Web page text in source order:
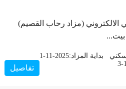
الالكتروني (مزاد رحاب القصيم)
بيت...
بداية المزاد:1-11-2025
3- تفاصيل